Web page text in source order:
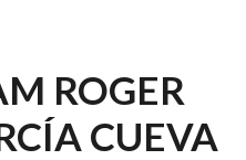
ROGER
CUEVA